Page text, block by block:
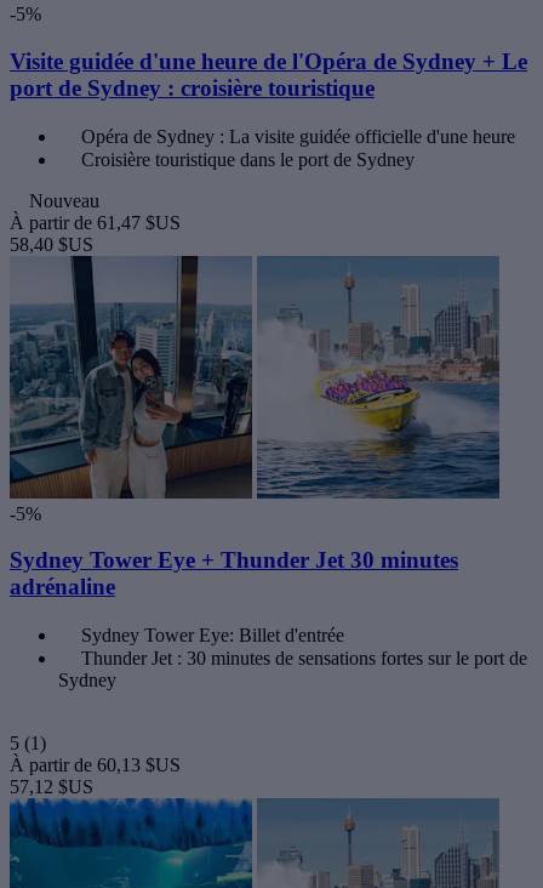
-5%
Visite guidée d'une heure de l'Opéra de Sydney + Le
port de Sydney : croisière touristique
Opéra de Sydney : La visite guidée officielle d'une heure
Croisière touristique dans le port de Sydney
Nouveau
À partir de 61,47 $US
58,40 $US
-5%
Sydney Tower Eye + Thunder Jet 30 minutes
adrénaline
Sydney Tower Eye: Billet d'entrée
Thunder Jet : 30 minutes de sensations fortes sur le port de
Sydney
5 (1)
À partir de 60,13 $US
57,12 $US